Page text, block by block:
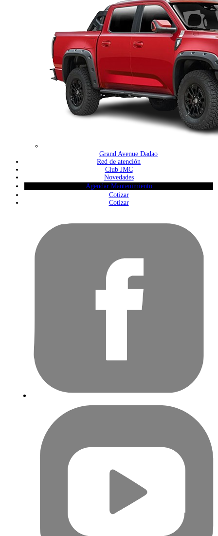
Grand Avenue Dadao
Red de atención
Club JMC
Novedades
Agendar Mantenimiento
Cotizar
Cotizar